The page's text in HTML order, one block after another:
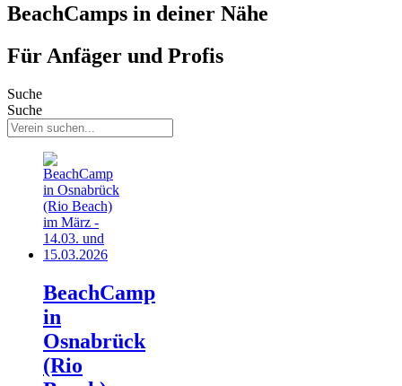
BeachCamps in deiner Nähe
Für Anfäger und Profis
Suche
Suche
BeachCamp
in
Osnabrück
(Rio